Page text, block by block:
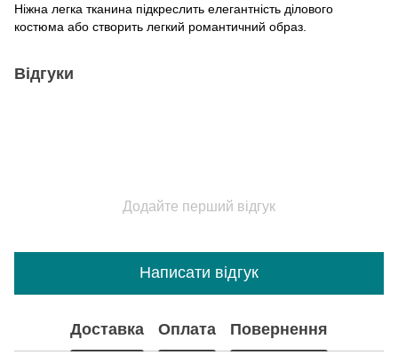
Ніжна легка тканина підкреслить елегантність ділового
костюма або створить легкий романтичний образ.
Відгуки
Додайте перший відгук
Написати відгук
Доставка Оплата Повернення